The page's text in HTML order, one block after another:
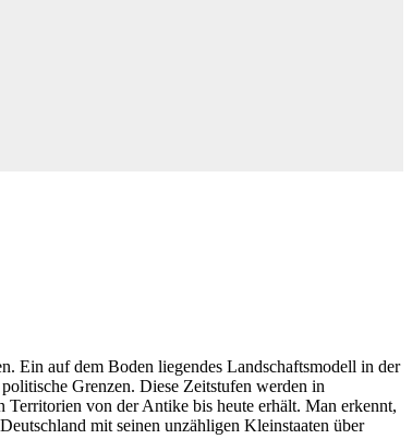
Ein auf dem Boden liegendes Landschaftsmodell in der
Grenzen. Diese Zeitstufen werden in
von der Antike bis heute erhält. Man erkennt,
mit seinen unzähligen Kleinstaaten über